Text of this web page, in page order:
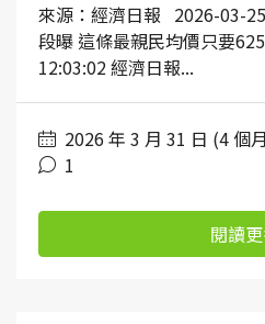
來源：經濟日報 2026-03-
段曝 這條最親民均價只要
12:03:02 經濟日報...
2026 年 3 月 31 日 (4 個
1
閱讀